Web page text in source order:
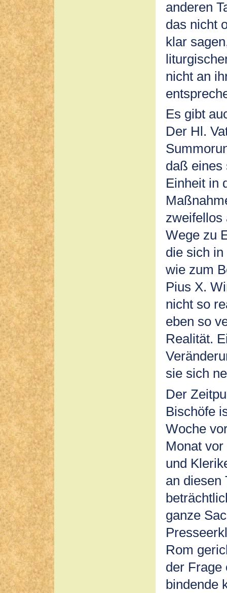
anderen
das nicht
klar
nicht an
Es gibt
Der Hl.
daß eines
Einheit in
zweifellos
Wege zu
die sich
wie zum
Pius X.
nicht so
eben so
Realität.
sie sich
Der
Bischöfe
Woche
Monat
und
an diesen
ganze
Rom
der Frage
bindende